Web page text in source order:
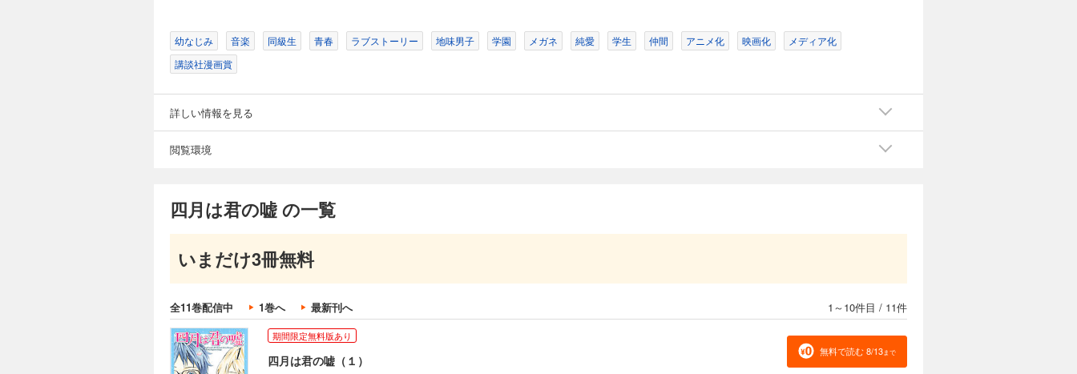
幼なじみ 音楽 同級生 青春 ラブストーリー 地味男子 学園 メガネ 純愛 学生 仲間 アニメ化 映画化
メディア化
講談社漫画賞
詳しい情報を見る
閲覧環境
四月は君の嘘 の一覧
いまだけ3冊無料
全11巻配信中 1巻へ 最新刊へ 1～10件目 / 11件
期間限定無料版あり
四月は君の嘘（１）
無料で読む 8/13まで